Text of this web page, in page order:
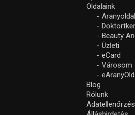
Oldalaink
Beauty
Üzleti
eCard
Városom
Blog
Rólunk
Adatellenőrzés